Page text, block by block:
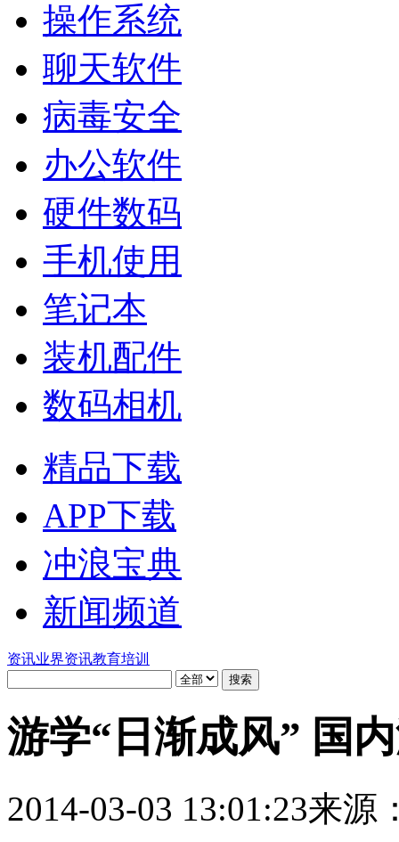
操作系统
聊天软件
病毒安全
办公软件
硬件数码
手机使用
笔记本
装机配件
数码相机
精品下载
APP下载
冲浪宝典
新闻频道
资讯业界资讯教育培训
游学“日渐成风” 国
2014-03-03 13:01:23来源